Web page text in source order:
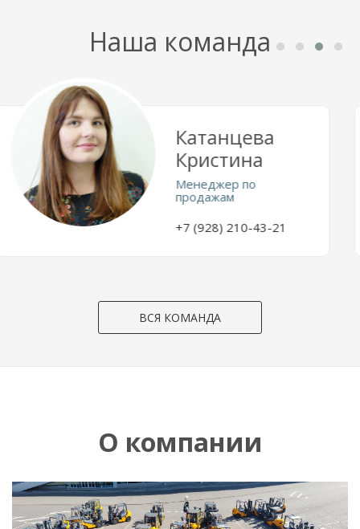
Наша команда
Дейнекин
Максим
Менеджер по
продажам
+7 928 412-07-88
ВСЯ КОМАНДА
О компании